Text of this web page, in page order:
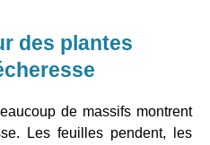
des plantes
de massifs montrent
Les feuilles pendent, les